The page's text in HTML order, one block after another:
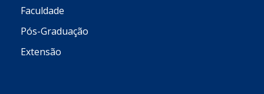
Faculdade
Pós-Graduação
Extensão